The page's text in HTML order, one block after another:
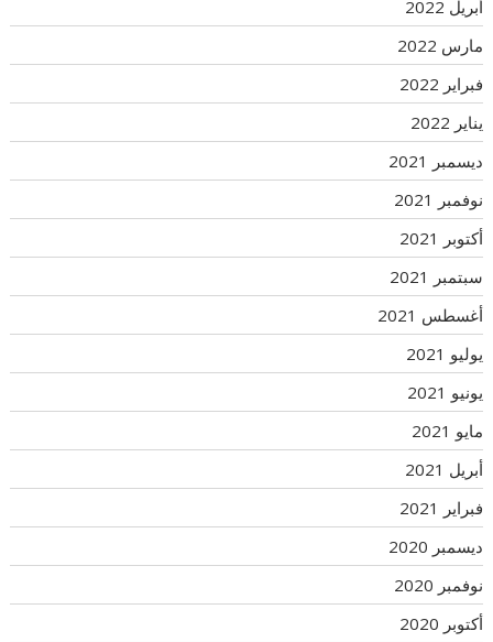
أبريل 2022
مارس 2022
فبراير 2022
يناير 2022
ديسمبر 2021
نوفمبر 2021
أكتوبر 2021
سبتمبر 2021
أغسطس 2021
يوليو 2021
يونيو 2021
مايو 2021
أبريل 2021
فبراير 2021
ديسمبر 2020
نوفمبر 2020
أكتوبر 2020